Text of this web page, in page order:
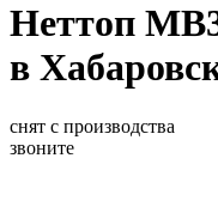
Неттоп
в
снят с производства
звоните